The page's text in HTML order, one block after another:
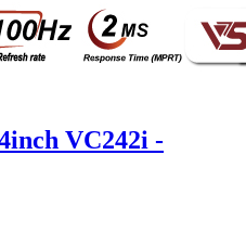
VC242i -